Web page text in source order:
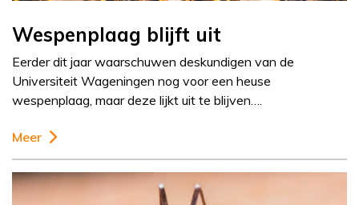
Wespenplaag blijft uit
Eerder dit jaar waarschuwen deskundigen van de
Universiteit Wageningen nog voor een heuse
wespenplaag, maar deze lijkt uit te blijven….
Meer